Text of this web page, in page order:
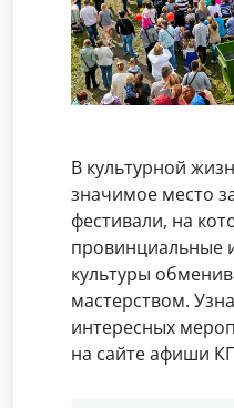
В культурной
значимое место
фестивали, на
провинциальные
культуры
мастерством.
интересных
на сайте афиши